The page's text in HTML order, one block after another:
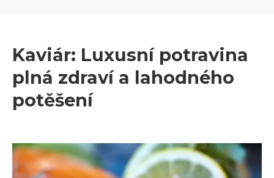
Kaviár: Luxusní potravina
plná zdraví a lahodného
potěšení